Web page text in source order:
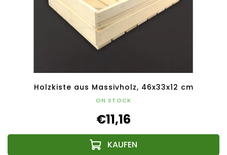
Holzkiste aus Massivholz, 46x33x12 cm
ON STOCK
€11,16